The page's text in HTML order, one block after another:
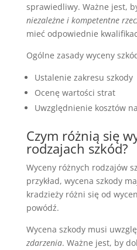
sprawiedliwy. Ważne jest,
niezależne i kompetentne
mieć odpowiednie
Ogólne zasady wyceny
Ustalenie zakresu szkody
Ocenę wartości strat
Uwzględnienie kosztów
Czym różnią się
rodzajach szkód?
Wyceny różnych rodzajów
przykład, wycena szkody
kradzieży różni się od
powódź.
Wycena szkody musi
zdarzenia. Ważne jest, by